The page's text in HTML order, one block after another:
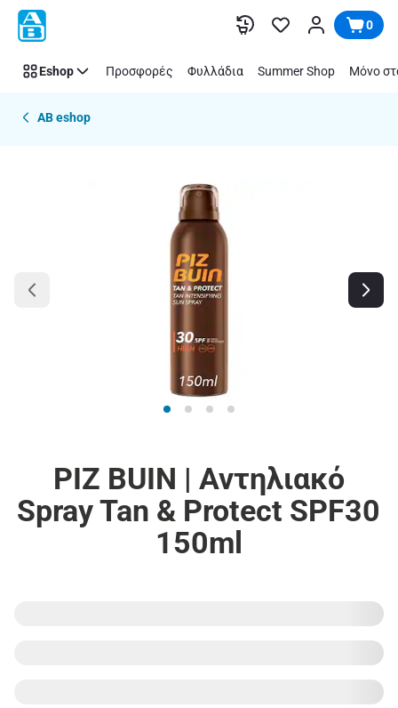
Παράλειψη 0
Eshop Προσφορές Φυλλάδια Summer Shop Μόνο
AB eshop
PIZ BUIN | Αντηλιακό
Spray Tan & Protect SPF30
150ml